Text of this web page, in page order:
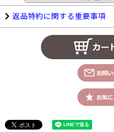
返品特約に関する重要事項